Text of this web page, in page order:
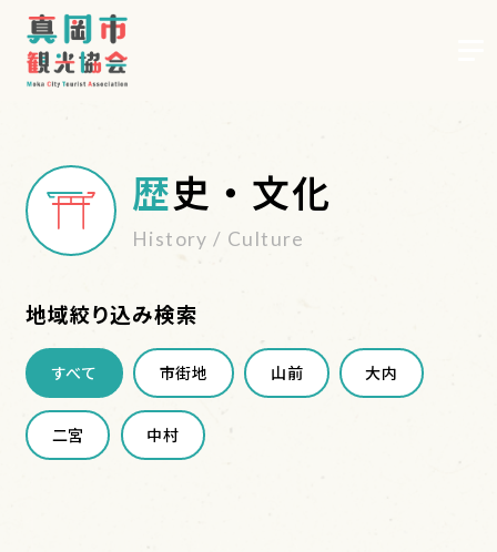
お知らせ
グルメ
歴史・文化
History / Culture
地域絞り込み検索
すべて 市街地 山前 大内
二宮 中村